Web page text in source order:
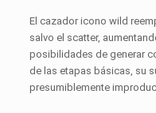
El cazador icono wild
salvo el scatter,
posibilidades de generar
de las etapas básicas, su
presumiblemente